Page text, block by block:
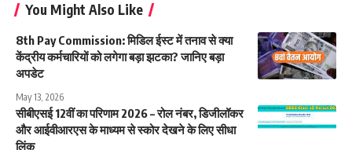
You Might Also Like
8th Pay Commission: मिडिल ईस्ट में तनाव से क्या
केंद्रीय कर्मचारियों को लगेगा बड़ा झटका? जानिए बड़ा
अपडेट
May 13, 2026
सीबीएसई 12वीं का परिणाम 2026 – रोल नंबर, डिजीलॉकर
और आईवीआरएस के माध्यम से स्कोर देखने के लिए सीधा
लिंक